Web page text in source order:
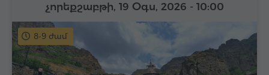
8-9 ժամ
չորեքշաբթի, 19 Օգս, 2026 - 10:00